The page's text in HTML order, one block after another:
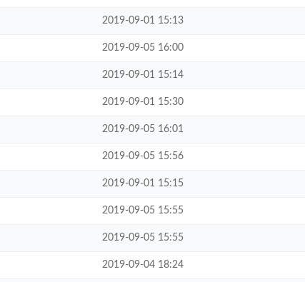
2019-09-01 15:13
2019-09-05 16:00
2019-09-01 15:14
2019-09-01 15:30
2019-09-05 16:01
2019-09-05 15:56
2019-09-01 15:15
2019-09-05 15:55
2019-09-05 15:55
2019-09-04 18:24